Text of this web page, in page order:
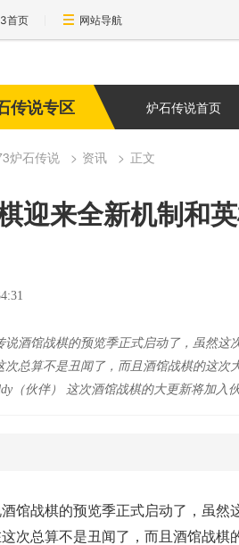
首页 网站导航
传说专区 炉石传说首页
炉石传说 资讯 正文
迎来全新机制和
说酒馆战棋的预览季正式启动了，虽然这
次总算不是丑闻了，而且酒馆战棋的这次
（伙伴） 这次酒馆战棋的大更新将加入
馆战棋的预览季正式启动了，虽
次总算不是丑闻了，而且酒馆战